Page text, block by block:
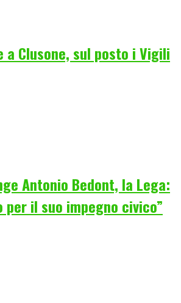
a Clusone, sul posto i Vigili
Antonio Bedont, la Lega:
per il suo impegno civico”